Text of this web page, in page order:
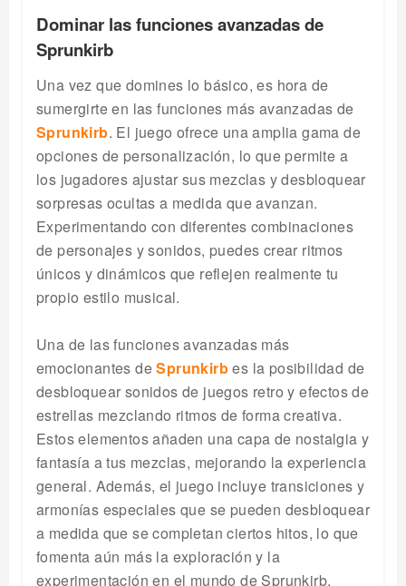
Dominar las funciones avanzadas de
Sprunkirb
Una vez que domines lo básico, es hora de
sumergirte en las funciones más avanzadas de
Sprunkirb. El juego ofrece una amplia gama de
opciones de personalización, lo que permite a
los jugadores ajustar sus mezclas y desbloquear
sorpresas ocultas a medida que avanzan.
Experimentando con diferentes combinaciones
de personajes y sonidos, puedes crear ritmos
únicos y dinámicos que reflejen realmente tu
propio estilo musical.
Una de las funciones avanzadas más
emocionantes deSprunkirbes la posibilidad de
desbloquear sonidos de juegos retro y efectos de
estrellas mezclando ritmos de forma creativa.
Estos elementos añaden una capa de nostalgia y
fantasía a tus mezclas, mejorando la experiencia
general. Además, el juego incluye transiciones y
armonías especiales que se pueden desbloquear
a medida que se completan ciertos hitos, lo que
fomenta aún más la exploración y la
experimentación en el mundo de Sprunkirb.